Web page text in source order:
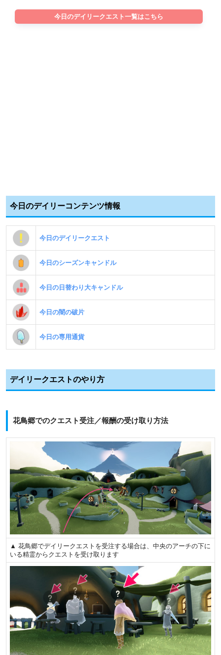
今日のデイリークエスト一覧はこちら
今日のデイリーコンテンツ情報
今日のデイリークエスト
今日のシーズンキャンドル
今日の日替わり大キャンドル
今日の闇の破片
今日の専用通貨
デイリークエストのやり方
花鳥郷でのクエスト受注／報酬の受け取り方法
▲ 花鳥郷でデイリークエストを受注する場合は、中央のアーチの下に
いる精霊からクエストを受け取ります